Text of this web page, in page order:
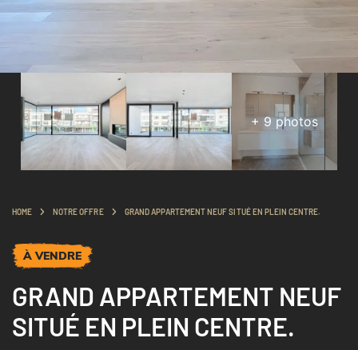
+9photos
HOME NOTRE OFFRE GRAND APPARTEMENT NEUF SITUÉ EN PLEIN CENTRE.
À VENDRE
GRAND APPARTEMENT NEUF
SITUÉ EN PLEIN CENTRE.